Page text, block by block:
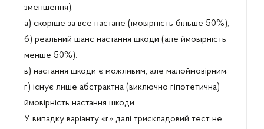
зменшення):
а) скоріше за все настане (імовірність більше 50%);
б) реальний шанс настання шкоди (але ймовірність
менше 50%);
в) настання шкоди є можливим, але малоймовірним;
г) існує лише абстрактна (виключно гіпотетична)
ймовірність настання шкоди.
У випадку варіанту «г» далі трискладовий тест не